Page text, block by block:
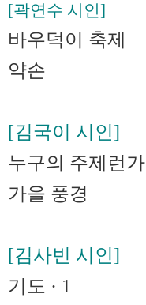
[곽연수 시인]
바우덕이 축제
약손
[김국이 시인]
누구의 주제런가
가을 풍경
[김사빈 시인]
기도 · 1